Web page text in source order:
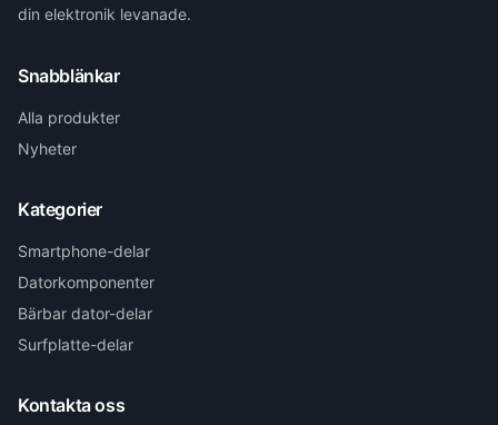
din elektronik levanade.
Snabblänkar
Alla produkter
Nyheter
Kategorier
Smartphone-delar
Datorkomponenter
Bärbar dator-delar
Surfplatte-delar
Kontakta oss